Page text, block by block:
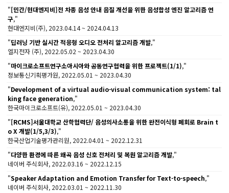
"[민간/현대엔지비]전 차종 음성 안내 음질 개선을 위한 음성합성 엔진 알고리즘 연
구,"
현대엔지비(주), 2023.04.14 ~ 2024.04.13
"딥러닝 기반 실시간 적응형 오디오 전처리 알고리즘 개발,"
엘지전자 (주), 2022.05.02 ~ 2023.04.30
"마이크로소프트연구소아시아와 공동연구협력을 위한 프로젝트(1/1),"
정보통신기획평가원, 2022.05.01 ~ 2023.04.30
"Development of a virtual audio-visual communication system: tal
king face generation,"
한국마이크로소프트(유), 2022.05.01 ~ 2023.04.30
"[RCMS]서울대학교 산학협력단/ 음성의사소통을 위한 완전이식형 폐회로 Brain t
o X 개발(1/5,3/3),"
한국산업기술평가관리원, 2022.04.01 ~ 2022.12.31
"다양한 환경에 따른 왜곡 음성 신호 전처리 및 복원 알고리즘 개발,"
네이버 주식회사, 2022.03.16 ~ 2022.12.15
"Speaker Adaptation and Emotion Transfer for Text-to-speech,"
네이버 주식회사, 2022.03.01 ~ 2022.11.30